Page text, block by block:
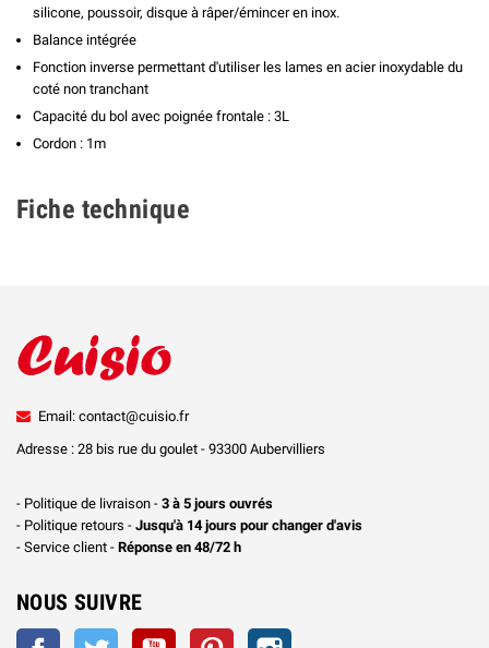
silicone, poussoir, disque à râper/émincer en inox.
Balance intégrée
Fonction inverse permettant d'utiliser les lames en acier inoxydable du
coté non tranchant
Capacité du bol avec poignée frontale : 3L
Cordon : 1m
Fiche technique
Email: contact@cuisio.fr
Adresse : 28 bis rue du goulet - 93300 Aubervilliers
- Politique de livraison - 3 à 5 jours ouvrés
- Politique retours - Jusqu'à 14 jours pour changer d'avis
- Service client - Réponse en 48/72 h
NOUS SUIVRE
Facebook Twitter YouTube Pinterest